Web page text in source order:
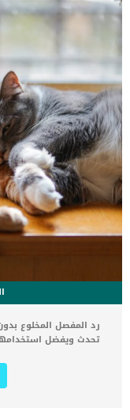
العادية التى نعيشها
رد المفصل المخلوع
تحدث ويفضل
على اكبر كم من
بدون جراحة. عادة ما